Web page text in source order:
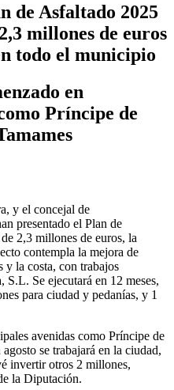
de Asfaltado 2025
millones de euros
todo el municipio
en
Príncipe de
y el concejal de
presentado el Plan de
2,3 millones de euros, la
contempla la mejora de
y la costa, con trabajos
Se ejecutará en 12 meses,
para ciudad y pedanías, y 1
avenidas como Príncipe de
se trabajará en la ciudad,
invertir otros 2 millones,
la Diputación.